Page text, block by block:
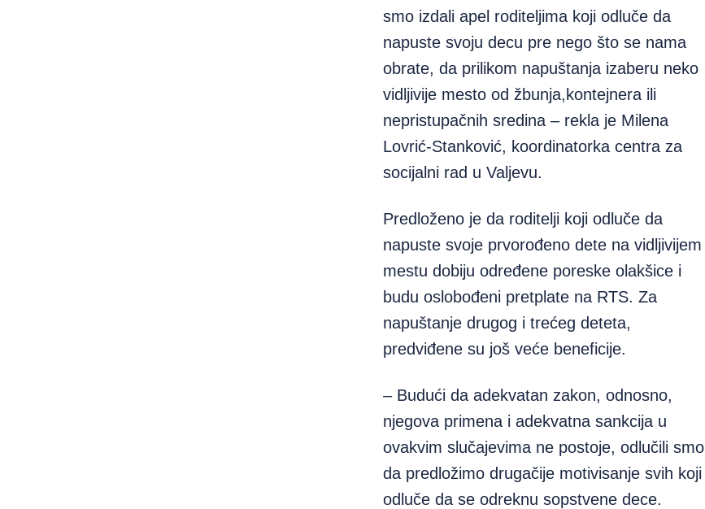
smo izdali apel roditeljima koji odluče da
napuste svoju decu pre nego što se nama
obrate, da prilikom napuštanja izaberu neko
vidljivije mesto od žbunja,kontejnera ili
nepristupačnih sredina – rekla je Milena
Lovrić-Stanković, koordinatorka centra za
socijalni rad u Valjevu.
Predloženo je da roditelji koji odluče da
napuste svoje prvorođeno dete na vidljivijem
mestu dobiju određene poreske olakšice i
budu oslobođeni pretplate na RTS. Za
napuštanje drugog i trećeg deteta,
predviđene su još veće beneficije.
– Budući da adekvatan zakon, odnosno,
njegova primena i adekvatna sankcija u
ovakvim slučajevima ne postoje, odlučili smo
da predložimo drugačije motivisanje svih koji
odluče da se odreknu sopstvene dece.